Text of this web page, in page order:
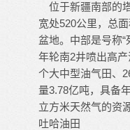
位于新疆南部的
宽处520公里，总
盆地。中部是号称
年轮南2井喷出高
个大中型油气田、
量3.78亿吨，具备
立方米天然气的资
吐哈油田